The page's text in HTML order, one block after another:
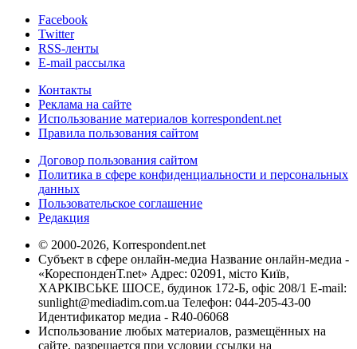
Facebook
Twitter
RSS-ленты
E-mail рассылка
Контакты
Реклама на сайте
Использование материалов korrespondent.net
Правила пользования сайтом
Договор пользования сайтом
Политика в сфере конфиденциальности и персональных
данных
Пользовательское соглашение
Редакция
© 2000-2026, Korrespondent.net
Субъект в сфере онлайн-медиа Название онлайн-медиа -
«КореспонденТ.net» Адрес: 02091, місто Київ,
ХАРКІВСЬКЕ ШОСЕ, будинок 172-Б, офіс 208/1 E-mail:
sunlight@mediadim.com.ua Телефон: 044-205-43-00
Идентификатор медиа - R40-06068
Использование любых материалов, размещённых на
сайте, разрешается при условии ссылки на